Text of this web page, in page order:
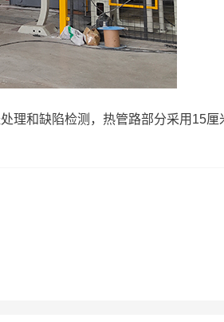
理和缺陷检测，热管路部分采用15厘